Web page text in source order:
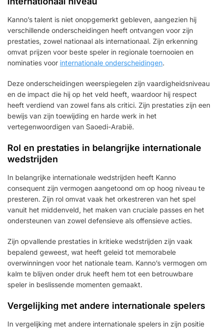
Kanno’s talent is niet onopgemerkt gebleven, aangezien hij
verschillende onderscheidingen heeft ontvangen voor zijn
prestaties, zowel nationaal als internationaal. Zijn erkenning
omvat prijzen voor beste speler in regionale toernooien en
nominaties voor internationale onderscheidingen.
Deze onderscheidingen weerspiegelen zijn vaardigheidsniveau
en de impact die hij op het veld heeft, waardoor hij respect
heeft verdiend van zowel fans als critici. Zijn prestaties zijn een
bewijs van zijn toewijding en harde werk in het
vertegenwoordigen van Saoedi-Arabië.
Rol en prestaties in belangrijke internationale
wedstrijden
In belangrijke internationale wedstrijden heeft Kanno
consequent zijn vermogen aangetoond om op hoog niveau te
presteren. Zijn rol omvat vaak het orkestreren van het spel
vanuit het middenveld, het maken van cruciale passes en het
ondersteunen van zowel defensieve als offensieve acties.
Zijn opvallende prestaties in kritieke wedstrijden zijn vaak
bepalend geweest, wat heeft geleid tot memorabele
overwinningen voor het nationale team. Kanno’s vermogen om
kalm te blijven onder druk heeft hem tot een betrouwbare
speler in beslissende momenten gemaakt.
Vergelijking met andere internationale spelers
In vergelijking met andere internationale spelers in zijn positie